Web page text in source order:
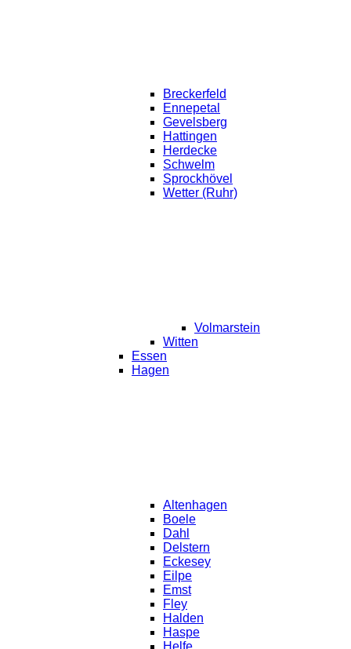
Breckerfeld
Ennepetal
Gevelsberg
Hattingen
Herdecke
Schwelm
Sprockhövel
Wetter (Ruhr)
Volmarstein
Witten
Essen
Hagen
Altenhagen
Boele
Dahl
Delstern
Eckesey
Eilpe
Emst
Fley
Halden
Haspe
Helfe